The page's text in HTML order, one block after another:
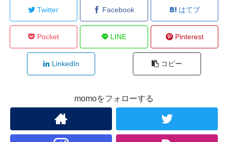
Twitter Facebook はてブ
Pocket LINE Pinterest
LinkedIn コピー
momoをフォローする